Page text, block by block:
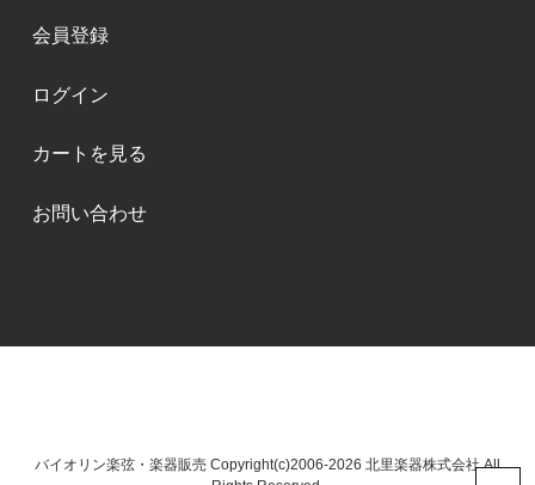
会員登録
ログイン
カートを見る
お問い合わせ
バイオリン楽弦・楽器販売 Copyright(c)2006-2026 北里楽器株式会社 All